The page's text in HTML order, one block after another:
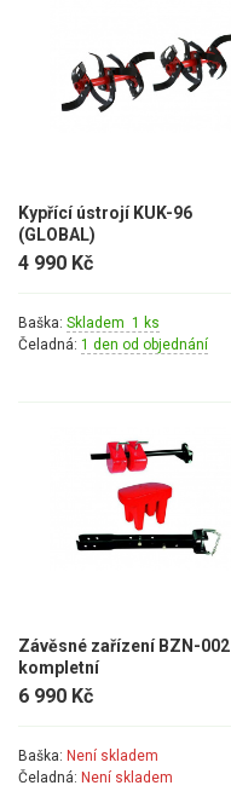
Kypřící ústrojí KUK-96
(GLOBAL)
4 990 Kč
Baška: Skladem 1 ks
Čeladná: 1 den od objednání
Závěsné zařízení BZN-002
kompletní
6 990 Kč
Baška: Není skladem
Čeladná: Není skladem